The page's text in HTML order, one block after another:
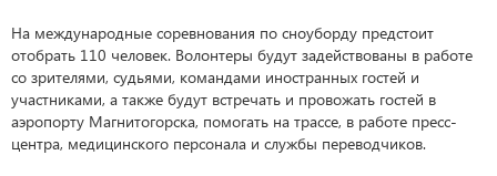
На международные соревнования по сноуборду предстоит
отобрать 110 человек. Волонтеры будут задействованы в работе
со зрителями, судьями, командами иностранных гостей и
участниками, а также будут встречать и провожать гостей в
аэропорту Магнитогорска, помогать на трассе, в работе пресс-
центра, медицинского персонала и службы переводчиков.